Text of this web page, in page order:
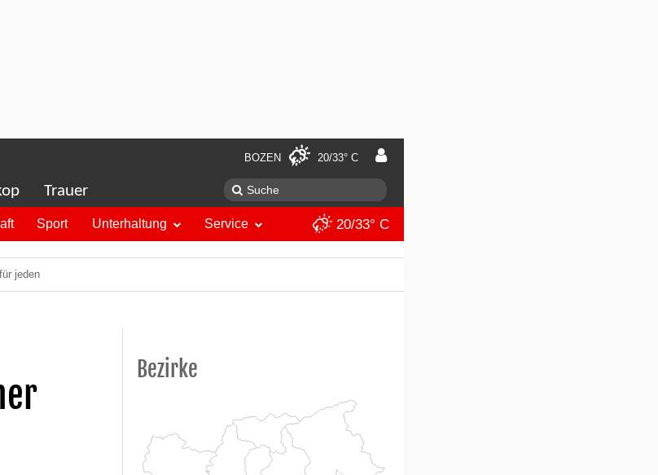
BOZEN 20/33° C
Trauer
Sport Unterhaltung Service 20/33° C
jeden
Bezirke